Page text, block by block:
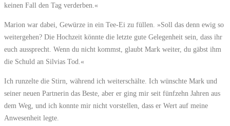
keinen Fall den Tag verderben.«
Marion war dabei, Gewürze in ein Tee-Ei zu füllen. »Soll das denn ewig so
weitergehen? Die Hochzeit könnte die letzte gute Gelegenheit sein, dass ihr
euch aussprecht. Wenn du nicht kommst, glaubt Mark weiter, du gäbst ihm
die Schuld an Silvias Tod.«
Ich runzelte die Stirn, während ich weiterschälte. Ich wünschte Mark und
seiner neuen Partnerin das Beste, aber er ging mir seit fünfzehn Jahren aus
dem Weg, und ich konnte mir nicht vorstellen, dass er Wert auf meine
Anwesenheit legte.